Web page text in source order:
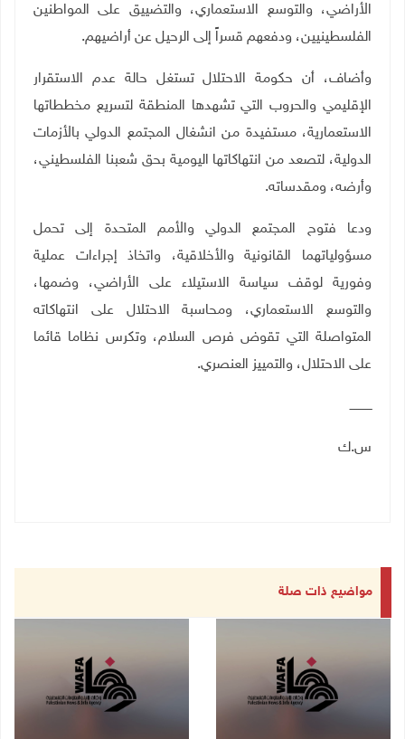
الأراضي، والتوسع الاستعماري، والتضييق على المواطنين
الفلسطينيين، ودفعهم قسراً إلى الرحيل عن أراضيهم.
وأضاف، أن حكومة الاحتلال تستغل حالة عدم الاستقرار
الإقليمي والحروب التي تشهدها المنطقة لتسريع مخططاتها
الاستعمارية، مستفيدة من انشغال المجتمع الدولي بالأزمات
الدولية، لتصعد من انتهاكاتها اليومية بحق شعبنا الفلسطيني،
وأرضه، ومقدساته.
ودعا فتوح المجتمع الدولي والأمم المتحدة إلى تحمل
مسؤولياتهما القانونية والأخلاقية، واتخاذ إجراءات عملية
وفورية لوقف سياسة الاستيلاء على الأراضي، وضمها،
والتوسع الاستعماري، ومحاسبة الاحتلال على انتهاكاته
المتواصلة التي تقوض فرص السلام، وتكرس نظاما قائما
على الاحتلال، والتمييز العنصري.
ــــــــــــ
س.ك
مواضيع ذات صلة